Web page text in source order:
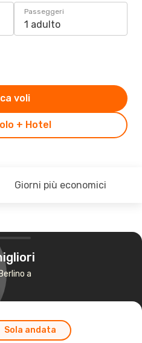
Passeggeri
1 adulto
+ Hotel
voli
Giorni più economici
a
Sola andata